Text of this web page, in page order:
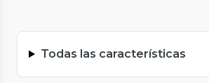
Todas las características